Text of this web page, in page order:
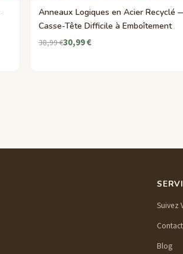
Anneaux Logiques en Acier Recyclé
Casse-Tête Difficile à Emboîtement
38,99 €30,99 €
Suivez
Blog